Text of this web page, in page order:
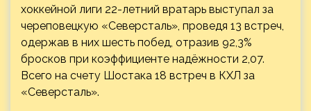
хоккейной лиги 22-летний вратарь выступал за
череповецкую «Северсталь», проведя 13 встреч,
одержав в них шесть побед, отразив 92,3%
бросков при коэффициенте надёжности 2,07.
Всего на счету Шостака 18 встреч в КХЛ за
«Северсталь».